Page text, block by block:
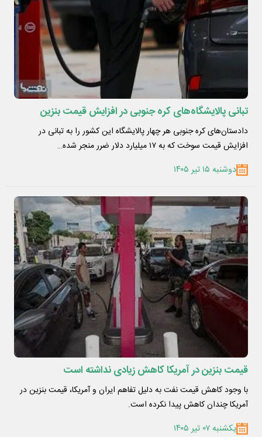
تبانی پالایشگاه‌های کره جنوبی در افزایش قیمت بنزین
دادستان‌های کره جنوبی هر چهار پالایشگاه این کشور را به تبانی در
افزایش قیمت سوخت که به ۱۷ میلیارد دلار ضرر منجر شده…
دوشنبه ۱۵ تیر ۱۴۰۵
قیمت بنزین در آمریکا کاهش زیادی نداشته است
با وجود کاهش قیمت نفت به دلیل تفاهم ایران و آمریکا، قیمت بنزین در
آمریکا چندان کاهش پیدا نکرده است.
یکشنبه ۰۷ تیر ۱۴۰۵